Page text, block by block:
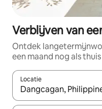
Verblijven van
Ontdek
een maand nog als
Locatie
Wanneer er suggesties